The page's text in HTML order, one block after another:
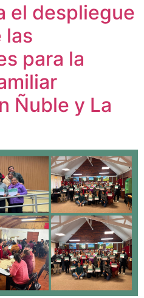
el despliegue
las
para la
Ñuble y La